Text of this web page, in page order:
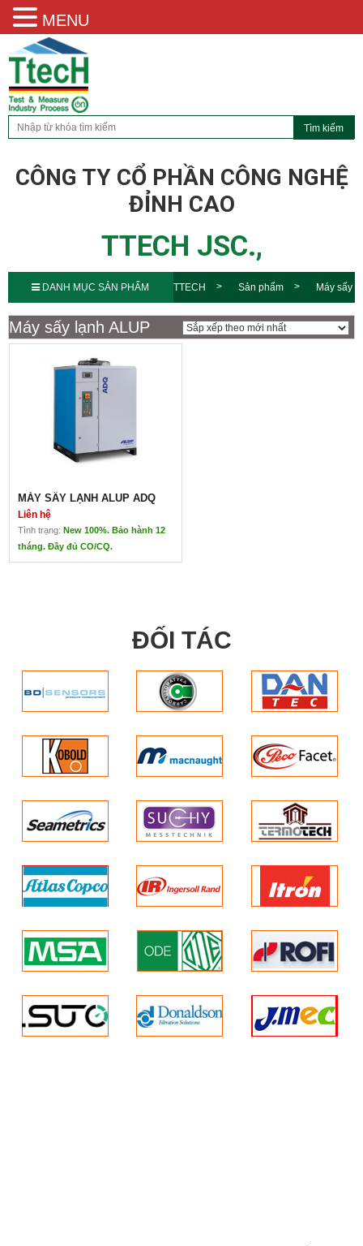
CÔNG TY CỔ PHẦN CÔNG NGHỆ
ĐỈNH CAO
TTECH JSC.,
DANH MỤC SẢN PHẨM TTECH Sản phẩm Máy sấy
lạnh ALUP
Máy sấy lạnh ALUP
MÁY SẤY LẠNH ALUP ADQ
Liên hệ
Tình trạng: New 100%. Bảo hành 12
tháng. Đầy đủ CO/CQ.
Sử dụng máy sấy không
không khí được cải thiện
và chất lượng sản phẩm
tăng lên.
Năng suất được tăng lên
hơn.
Vận hành đơn giản máy
sấy lạnh
Sấy không khí yêu cầu
Kiểm tra nhanh chất
lượng không khí nhờ
màn hình hiển thị mức
điểm sương.
Máy sấy lạnh của chúng
tôi có mức tiêu thụ điện
năng rất thấp.
Tiết kiệm chi phí.
năng lượng
Chân đế nhỏ hơn, tiết
kiệm được diện tích
Hộp năng lượng giảm
bạn, giúp bạn hạn chế ô
nhiễm môi trường
Chi phí đầu tư thấp hơn
Hộp năng lượng cung cấp
ĐỐI TÁC
MENU